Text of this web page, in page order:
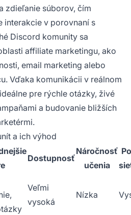
zdieľanie súborov, čím
interakcie v porovnaní s
Discord komunity sa
affiliate marketingu, ako
email marketing alebo
Vďaka komunikácii v reálnom
pre rýchle otázky, živé
a budovanie bližších
a ich výhod
Dostupnosť
Náročnosť
učenia
Veľmi
vysoká
Nízka